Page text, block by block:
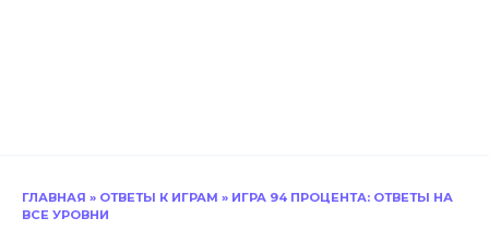
ГЛАВНАЯ » ОТВЕТЫ К ИГРАМ » ИГРА 94 ПРОЦЕНТА: ОТВЕТЫ НА
ВСЕ УРОВНИ